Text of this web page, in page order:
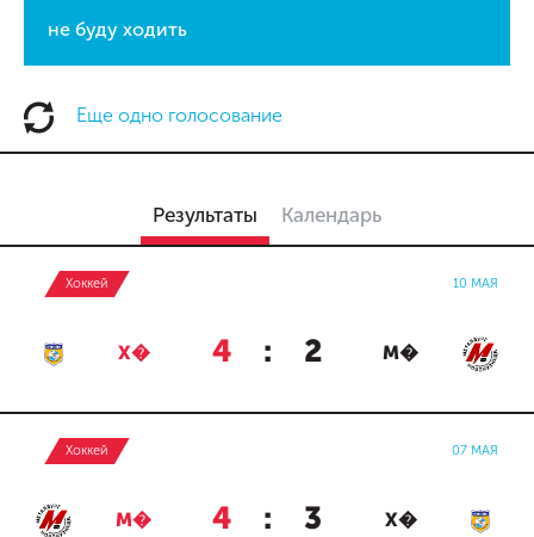
не буду ходить
Еще одно голосование
Результаты Календарь
Хоккей 10 МАЯ
Х� 4 : 2 М�
Хоккей 07 МАЯ
М� 4 : 3 Х�